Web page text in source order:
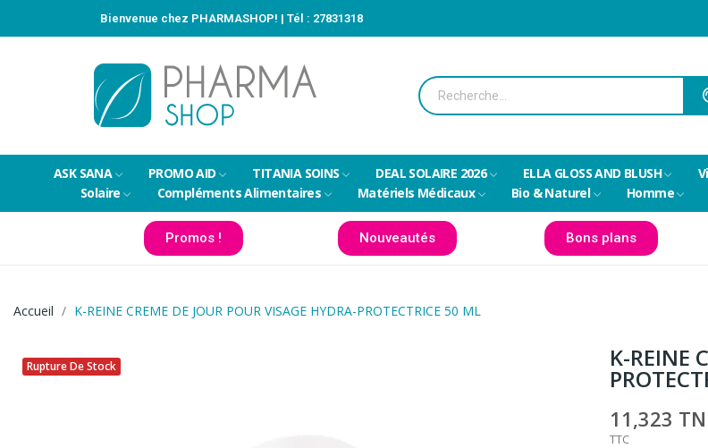
Bienvenue chez PHARMASHOP! | Tél : 27831318
ASK SANA PROMO AID TITANIA SOINS DEAL SOLAIRE 2026 ELLA GLOSS AND BLUSH
Solaire
Compléments Alimentaires Matériels Médicaux Bio & Naturel Homme
Promos ! Nouveautés Bons plans
Accueil K-REINE CREME DE JOUR POUR VISAGE HYDRA-PROTECTRICE 50 ML
Rupture De Stock K-REINE
11,323
TTC